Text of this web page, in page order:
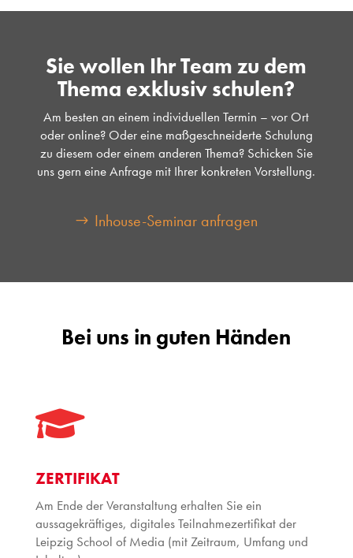
Sie wollen Ihr Team zu dem
Thema exklusiv schulen?
Am besten an einem individuellen Termin – vor Ort
oder online? Oder eine maßgeschneiderte Schulung
zu diesem oder einem anderen Thema? Schicken Sie
uns gern eine Anfrage mit Ihrer konkreten Vorstellung.
Inhouse-Seminar anfragen
Bei uns in guten Händen

ZERTIFIKAT
Am Ende der Veranstaltung erhalten Sie ein
aussagekräftiges, digitales Teilnahmezertifikat der
Leipzig School of Media (mit Zeitraum, Umfang und